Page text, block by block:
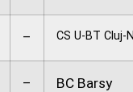
– CS U-BT Cluj-
– BC Barsy